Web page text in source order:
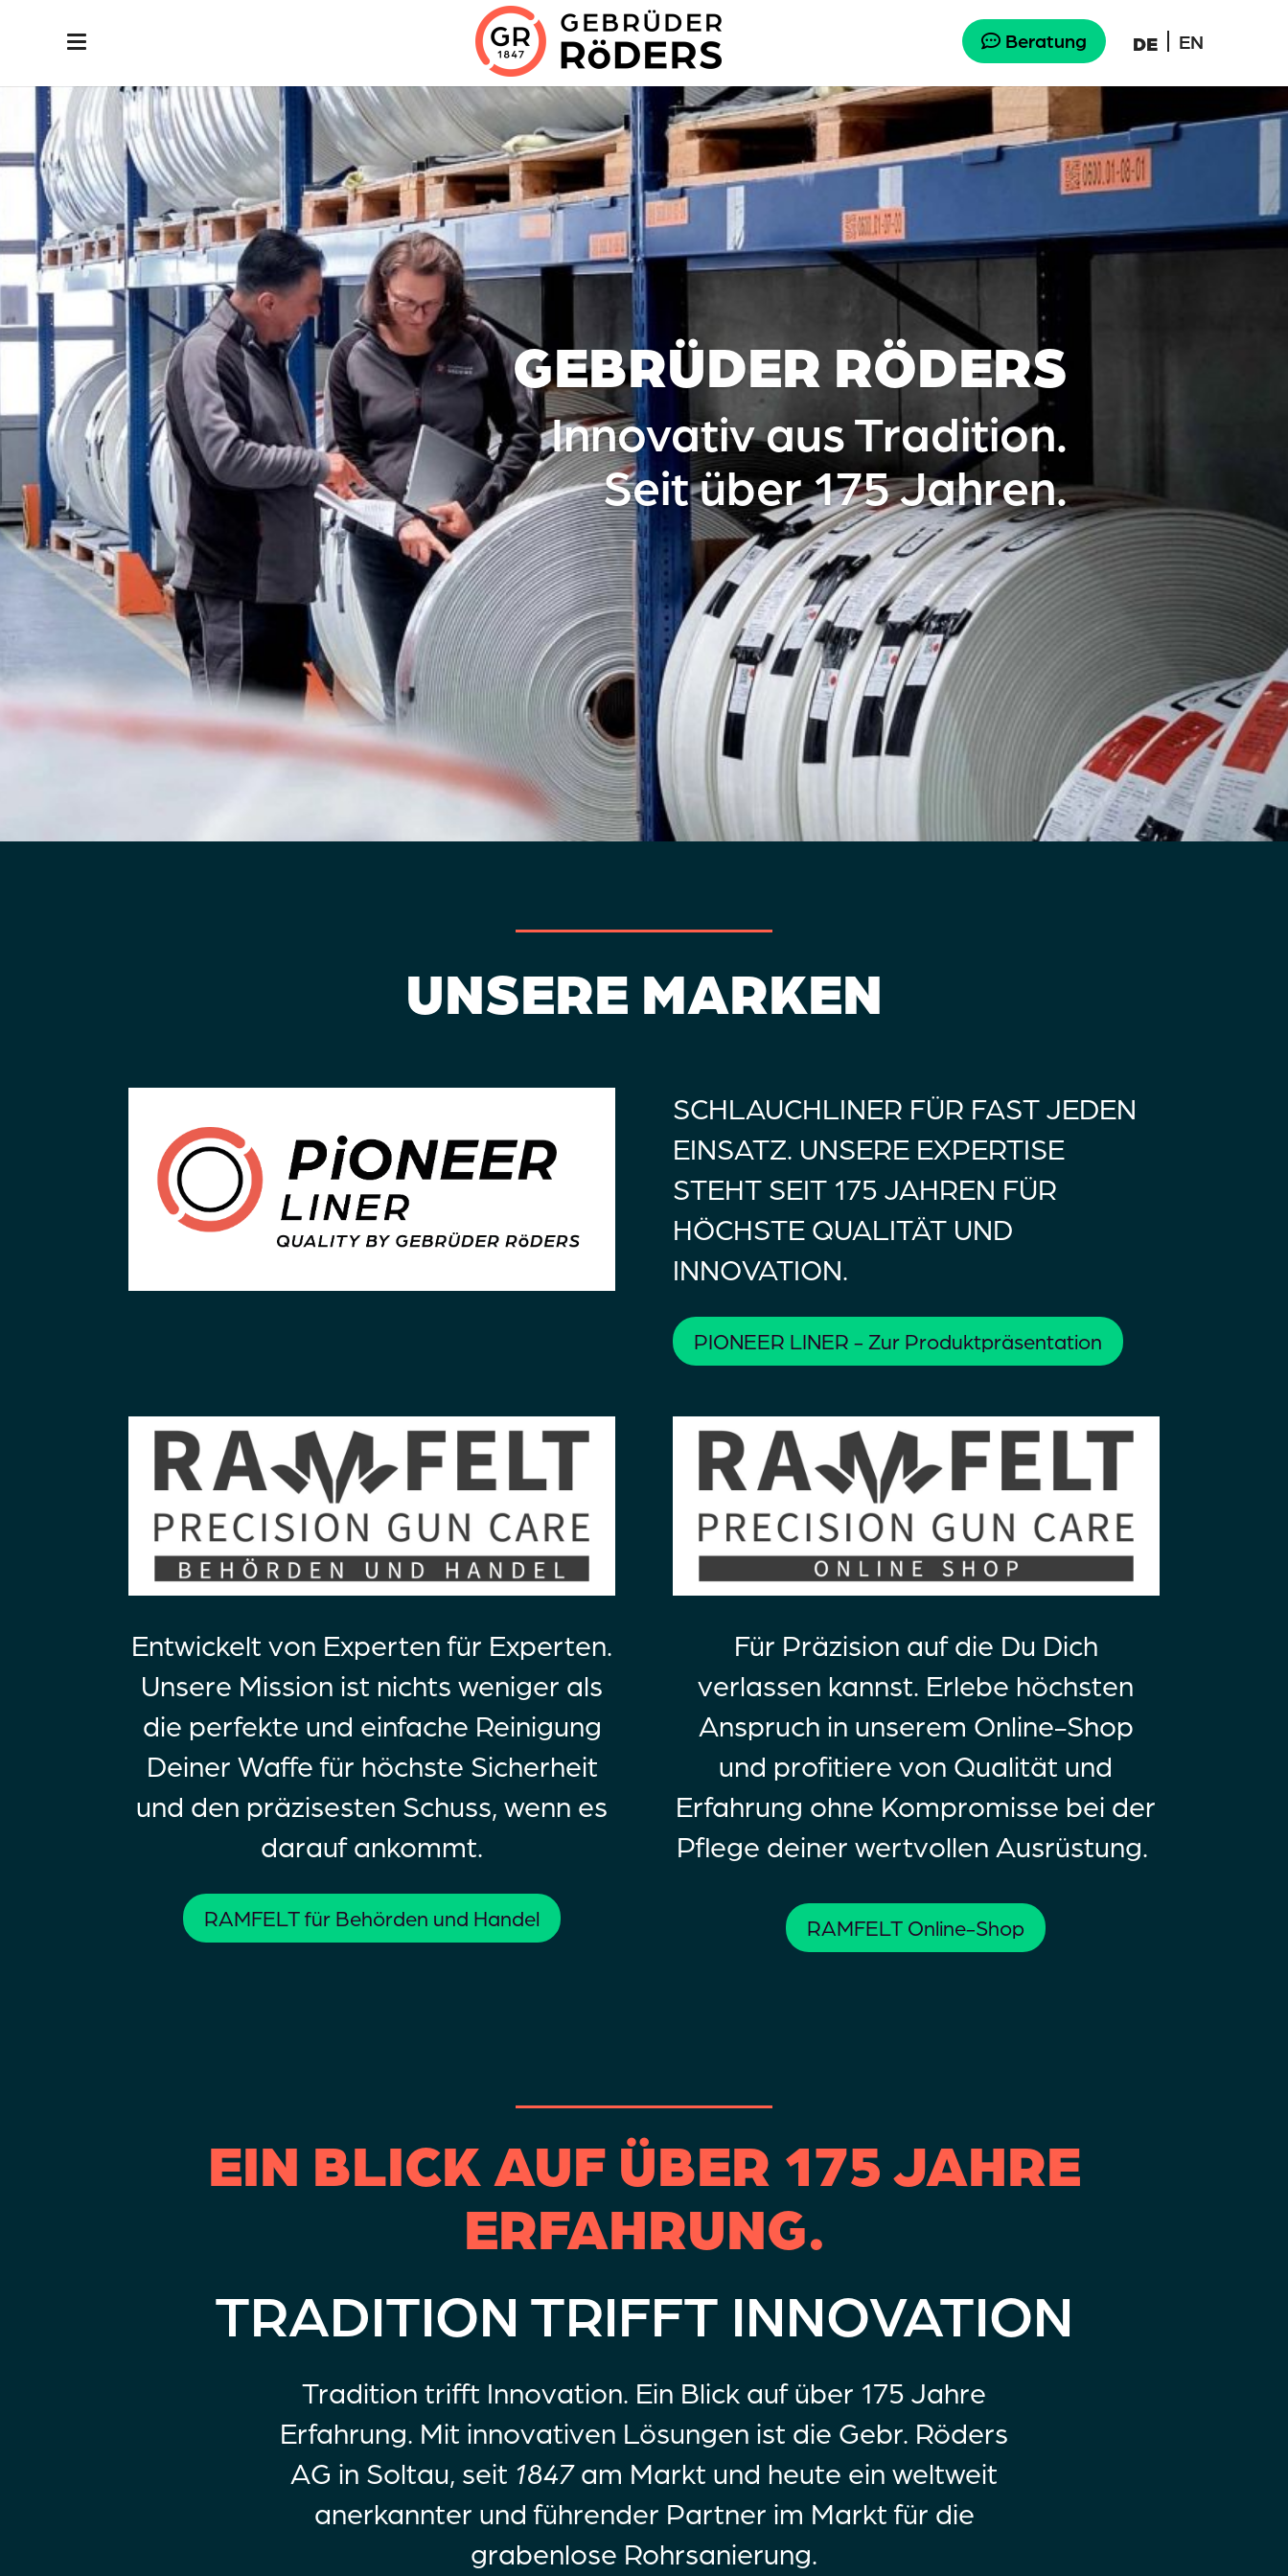
Beratung EN
DE
GEBRÜDER RÖDERS
Innovativ aus Tradition.
Seit über 175 Jahren.
UNSERE MARKEN
SCHLAUCHLINER FÜR FAST JEDEN
EINSATZ. UNSERE EXPERTISE
STEHT SEIT 175 JAHREN FÜR
HÖCHSTE QUALITÄT UND
INNOVATION.
PIONEER LINER - Zur Produktpräsentation
Entwickelt von Experten für Experten.
Unsere Mission ist nichts weniger als
die perfekte und einfache Reinigung
Deiner Waffe für höchste Sicherheit
und den präzisesten Schuss, wenn es
darauf ankommt.
RAMFELT für Behörden und Handel
Für Präzision auf die Du Dich
verlassen kannst. Erlebe höchsten
Anspruch in unserem Online-Shop
und profitiere von Qualität und
Erfahrung ohne Kompromisse bei der
Pflege deiner wertvollen Ausrüstung.
RAMFELT Online-Shop
EIN BLICK AUF ÜBER 175 JAHRE
ERFAHRUNG.
TRADITION TRIFFT INNOVATION
Tradition trifft Innovation. Ein Blick auf über 175 Jahre
Erfahrung. Mit innovativen Lösungen ist die Gebr. Röders
AG in Soltau, seit 1847am Markt und heute ein weltweit
anerkannter und führender Partner im Markt für die
grabenlose Rohrsanierung.